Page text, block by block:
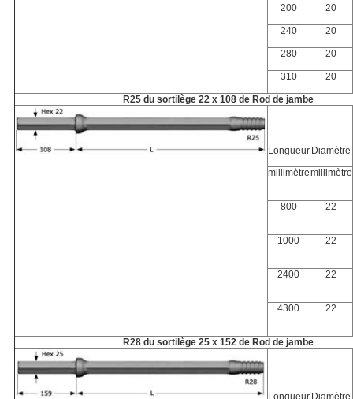
200
20
240
20
280
20
310
20
R25 du sortilège 22 x 108 de Rod de jambe
Longueur Diamètre
millimètremillimètre
800
22
1000
22
2400
22
4300
22
R28 du sortilège 25 x 152 de Rod de jambe